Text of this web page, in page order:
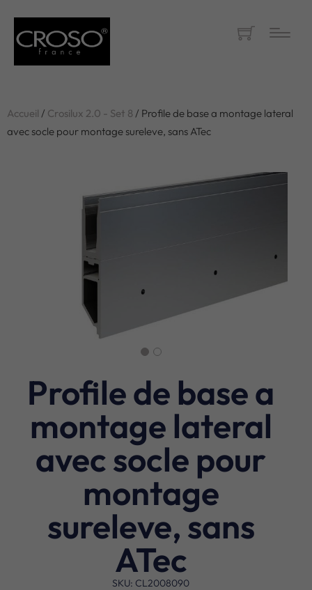
Accueil / Crosilux 2.0 - Set 8 / Profile de base a montage lateral
avec socle pour montage sureleve, sans ATec
Profile de base a
montage lateral
avec socle pour
montage
sureleve, sans
ATec
SKU: CL2008090